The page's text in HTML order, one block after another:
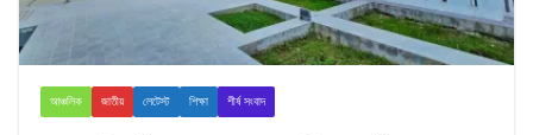
আঞ্চলিক জাতীয় লেটেস্ট শিক্ষা শীর্ষ সংবাদ